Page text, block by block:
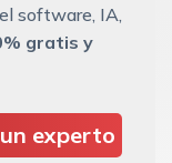
software, IA,
gratis y
experto